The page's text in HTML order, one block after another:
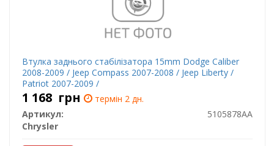
Втулка заднього стабілізатора 15mm Dodge Caliber
2008-2009 / Jeep Compass 2007-2008 / Jeep Liberty /
Patriot 2007-2009 /
1 168 грн
термін 2 дн.
Артикул:
5105878AA
Chrysler